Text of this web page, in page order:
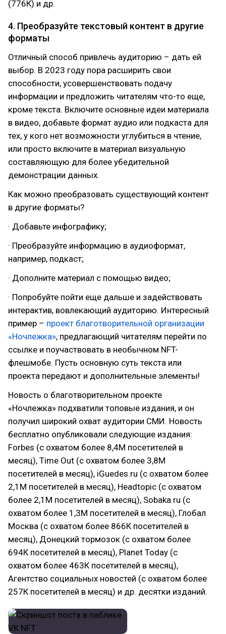
(776К) и др.
4. Преобразуйте текстовый контент в другие
форматы
Отличный способ привлечь аудиторию – дать ей
выбор. В 2023 году пора расширить свои
способности, усовершенствовать подачу
информации и предложить читателям что-то еще,
кроме текста. Включите основные идеи материала
в видео, добавьте формат аудио или подкаста для
тех, у кого нет возможности углубиться в чтение,
или просто включите в материал визуальную
составляющую для более убедительной
демонстрации данных.
Как можно преобразовать существующий контент
в другие форматы?
· Добавьте инфографику;
· Преобразуйте информацию в аудиоформат,
например, подкаст;
· Дополните материал с помощью видео;
· Попробуйте пойти еще дальше и задействовать
интерактив, вовлекающий аудиторию. Интересный
пример – проект благотворительной организации
«Ночлежка», предлагающий читателям перейти по
ссылке и поучаствовать в необычном NFT-
флешмобе. Пусть основную суть текста или
проекта передают и дополнительные элементы!
Новость о благотворительном проекте
«Ночлежка» подхватили топовые издания, и он
получил широкий охват аудитории СМИ. Новость
бесплатно опубликовали следующие издания:
Forbes (с охватом более 8,4М посетителей в
месяц), Time Out (с охватом более 3,8М
посетителей в месяц), iGuedes.ru (с охватом более
2,1М посетителей в месяц), Headtopic (с охватом
более 2,1М посетителей в месяц), Sobaka.ru (с
охватом более 1,3М посетителей в месяц), Глобал
Москва (с охватом более 866К посетителей в
месяц), Донецкий тормозок (с охватом более
694К посетителей в месяц), Planet Today (с
охватом более 463К посетителей в месяц),
Агентство социальных новостей (с охватом более
257К посетителей в месяц) и др. десятки изданий.